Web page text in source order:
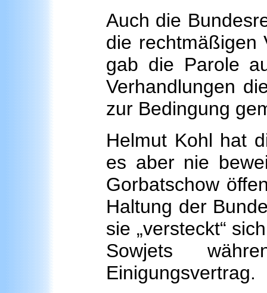
Auch die
die rechtmäßigen
gab die Parole
Verhandlungen
zur Bedingung
Helmut Kohl hat
es aber nie
Gorbatschow
Haltung der
sie „versteckt“
Sowjets
Einigungsvertrag.